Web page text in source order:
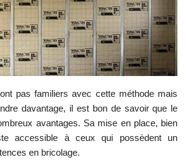
pas familiers avec cette méthode mais
davantage, il est bon de savoir que le
avantages. Sa mise en place, bien
accessible à ceux qui possèdent un
en bricolage.